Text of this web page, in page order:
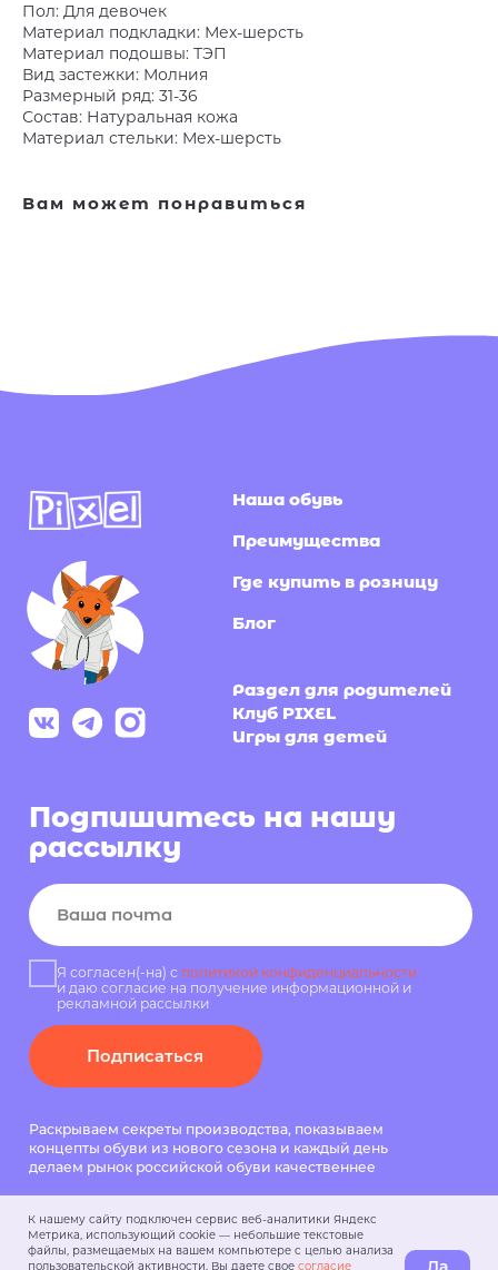
Пол: Для девочек
Материал подкладки: Мех-шерсть
Материал подошвы: ТЭП
Вид застежки: Молния
Размерный ряд: 31-36
Состав: Натуральная кожа
Материал стельки: Мех-шерсть
Вам может понравиться
Блог
Подпишитесь на нашу
делаем рынок российской обуви качественнее
Я согласен(-на) с
и даю согласие на получение информационной и
рекламной рассылки
Подписаться
Политика конфиденциальности
К нашему сайту подключен сервис веб-аналитики Яндекс
Метрика, использующий cookie — небольшие текстовые
файлы, размещаемых на вашем компьютере с целью анализа
пользовательской активности. Вы даете свое согласие